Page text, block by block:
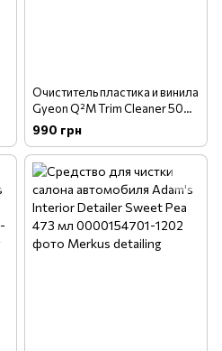
Очиститель пластика и винила
Gyeon Q²M Trim Cleaner 500
мл
990 грн